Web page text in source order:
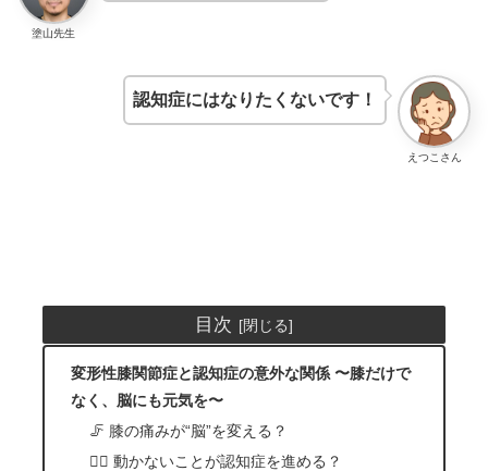
塗山先生
えつこさん
認知症にはなりたくないです！
目次
変形性膝関節症と認知症の意外な関係 〜膝だけで
なく、脳にも元気を〜
🦵 膝の痛みが“脳”を変える？
🚶‍♀️ 動かないことが認知症を進める？